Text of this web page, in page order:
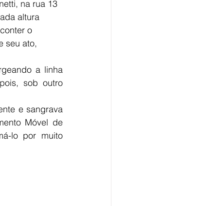
na rua 13
altura
o
seu ato,
a linha
sob outro
e sangrava
Móvel de
lo por muito